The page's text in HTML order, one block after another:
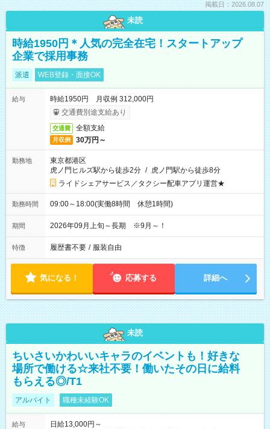
掲載日：2026.08.07
未読
時給1950円＊人気の完全在宅！スタートアップ
企業で採用事務
派遣 WEB登録・面接OK
給与
時給1950円 月収例 312,000円
交通費別途支給あり
交通費 全額支給
月収例 30万円～
勤務地
東京都港区
虎ノ門ヒルズ駅から徒歩2分 / 虎ノ門駅から徒歩8分
ライドシェアサービス／タクシー配車アプリ運営★
勤務時間 09:00～18:00(実働8時間 休憩1時間)
期間 2026年09月上旬～長期 ※9月～！
特徴 履歴書不要 / 服装自由
気になる！ 応募する 詳細へ
未読
ちいさいかわいいキャラのイベントも！好きな
場所で働ける☆来社不要！働いたその日に給料
もらえる◎/T1
アルバイト 職種未経験OK
給与
日給13,000円～